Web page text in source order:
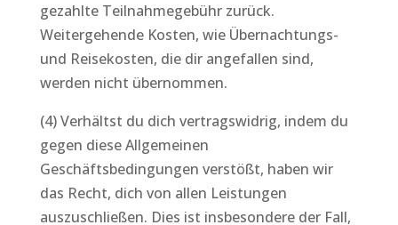
gezahlte Teilnahmegebühr zurück.
Weitergehende Kosten, wie Übernachtungs-
und Reisekosten, die dir angefallen sind,
werden nicht übernommen.
(4) Verhältst du dich vertragswidrig, indem du
gegen diese Allgemeinen
Geschäftsbedingungen verstößt, haben wir
das Recht, dich von allen Leistungen
auszuschließen. Dies ist insbesondere der Fall,